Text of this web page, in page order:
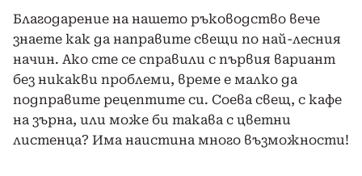
Благодарение на нашето ръководство вече
знаете как да направите свещи по най-лесния
начин. Ако сте се справили с първия вариант
без никакви проблеми, време е малко да
подправите рецептите си. Соева свещ, с кафе
на зърна, или може би такава с цветни
листенца? Има наистина много възможности!